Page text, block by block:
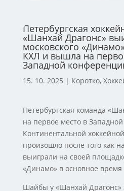
Петербургская
«Шанхай Драгонс»
московского
КХЛ и вышла на
Западной
15. 10. 2025 | Коротко,
Петербургская команда
на первое место в
Континентальной
произошло после того как
выиграли на своей
«Динамо» в основное время
Шайбы у «Шанхай Драгонс»